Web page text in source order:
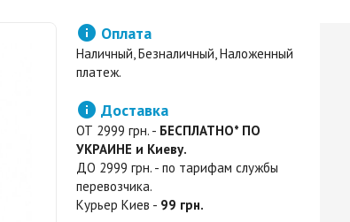
 Оплата
Наличный, Безналичный, Наложенный
платеж.
 Доставка
ОТ 2999 грн. - БЕСПЛАТНО* ПО
УКРАИНЕ и Киеву.
ДО 2999 грн. - по тарифам службы
перевозчика.
Курьер Киев - 99 грн.